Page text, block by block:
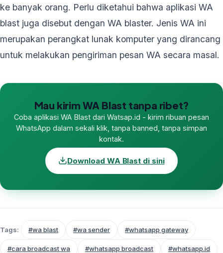
ke banyak orang. Perlu diketahui bahwa aplikasi WA
blast juga disebut dengan WA blaster. Jenis WA ini
merupakan perangkat lunak komputer yang dirancang
untuk melakukan pengiriman pesan WA secara masal.
Mau kirim WA Blast tanpa ribet?
Coba aplikasi WA Blast dari Watsap.id - kirim ribuan pesan
WhatsApp dalam sekali klik, tanpa banned, tanpa simpan
kontak.
Download WA Blast di sini
Tags: #wa blast #wa sender #whatsapp gateway
#cara broadcast wa #whatsapp broadcast #whatsapp.id